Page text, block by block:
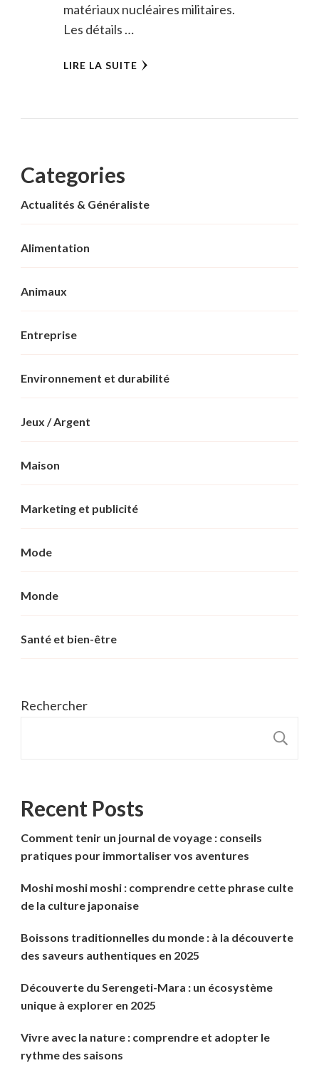
matériaux nucléaires militaires.
Les détails …
LIRE LA SUITE
Categories
Actualités & Généraliste
Alimentation
Animaux
Entreprise
Environnement et durabilité
Jeux / Argent
Maison
Marketing et publicité
Mode
Monde
Santé et bien-être
Rechercher
Recent Posts
Comment tenir un journal de voyage : conseils
pratiques pour immortaliser vos aventures
Moshi moshi moshi : comprendre cette phrase culte
de la culture japonaise
Boissons traditionnelles du monde : à la découverte
des saveurs authentiques en 2025
Découverte du Serengeti-Mara : un écosystème
unique à explorer en 2025
Vivre avec la nature : comprendre et adopter le
rythme des saisons